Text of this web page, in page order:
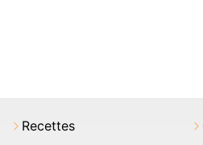
Recettes